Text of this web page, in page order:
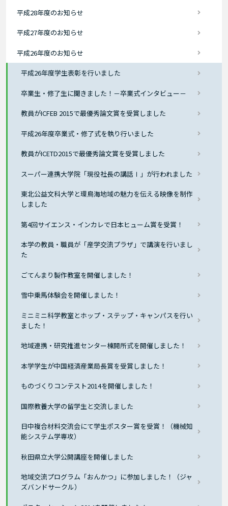
平成28年度のお知らせ
平成27年度のお知らせ
平成26年度のお知らせ
平成26年度学生表彰を行いました
卒業生・修了生に聞きました！－卒業式インタビュー－
教員がICFEB 2015で最優秀論文賞を受賞しました
平成26年度卒業式・修了式を執り行いました
教員がICETD2015で最優秀論文賞を受賞しました
スーパー連携大学院「現役社長の講話Ⅰ」が行われました
東北公益文科大学と環鳥海地域の魅力を伝える映像を制作
しました
第4回サイエンス・インカレで日本ヒューム賞を受賞！
本学の教員・職員が「産学交流プラザ」で講演を行いまし
た
ごてんまり製作教室を開催しました！
雪中乗馬体験会を開催しました！
ミニミニ科学教室とホップ・ステップ・キャンパスを行い
ました！
地域連携・研究推進センター棟開所式を開催しました！
本学学生が中国経済産業局長賞を受賞しました！
ものづくりコンテスト2014を開催しました！
国際教養大学の留学生と交流しました
日中複合材料交流会にて学生ポスター賞を受賞！（機械知
能システム学専攻）
秋田県立大学公開講座を開催しました
地域交流プログラム「おんかつ」に参加しました！（ジャ
ズバンドサークル）